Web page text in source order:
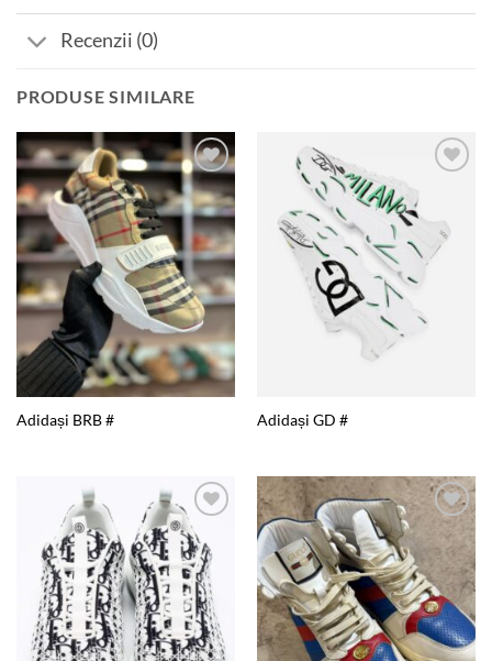
Recenzii (0)
PRODUSE SIMILARE
Add to
wishlist
Adidași BRB # Adidași GD #
Add to
wishlist
Add to
wishlist